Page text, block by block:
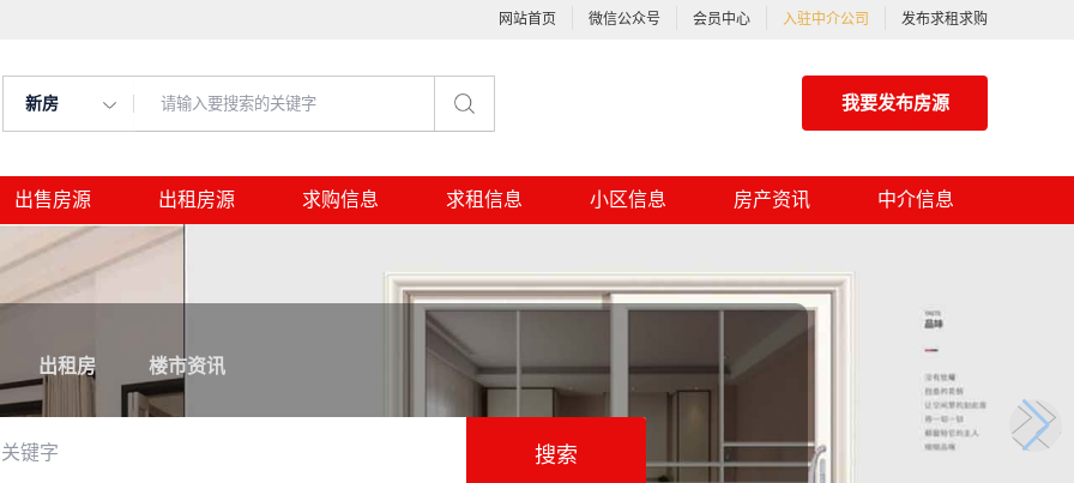
网站首页 微信公众号 会员中心 入驻中介公司 发布求租求购
新房 我要发布房源
出售房源 出租房源 求购信息 求租信息 小区信息 房产资讯 中介信息
出租房 楼市资讯
搜索